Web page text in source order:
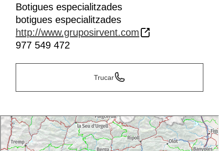
Botigues especialitzades
botigues especialitzades
http://www.gruposirvent.com
977 549 472
Trucar